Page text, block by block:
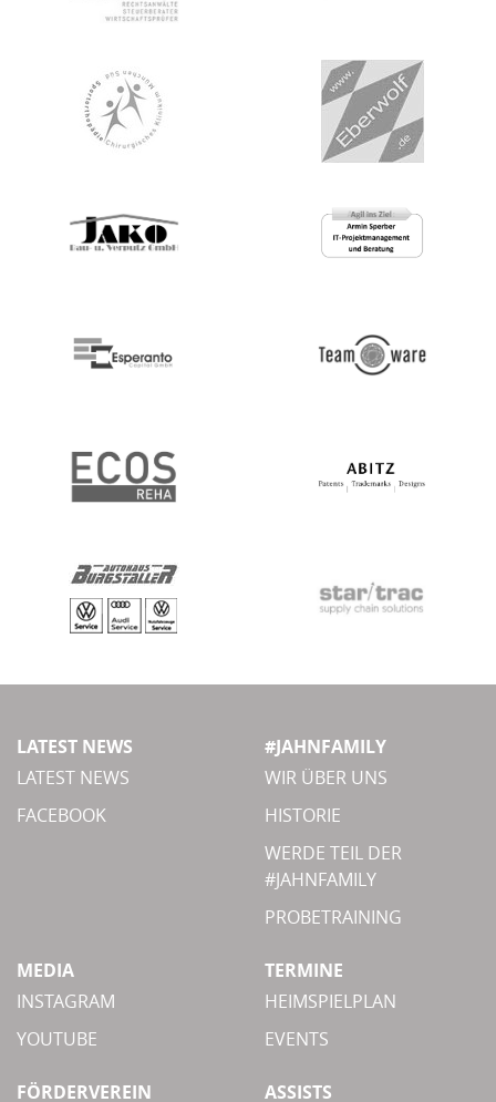
LATEST NEWS
LATEST NEWS
FACEBOOK
#JAHNFAMILY
WIR ÜBER UNS
HISTORIE
WERDE TEIL DER
#JAHNFAMILY
PROBETRAINING
MEDIA
INSTAGRAM
YOUTUBE
TERMINE
HEIMSPIELPLAN
EVENTS
FÖRDERVEREIN ASSISTS